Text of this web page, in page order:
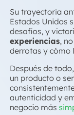
Su trayectoria
Estados Unidos
desafíos, y
experiencias,
derrotas y cómo
Después de
un producto o
autenticidad y
negocio más